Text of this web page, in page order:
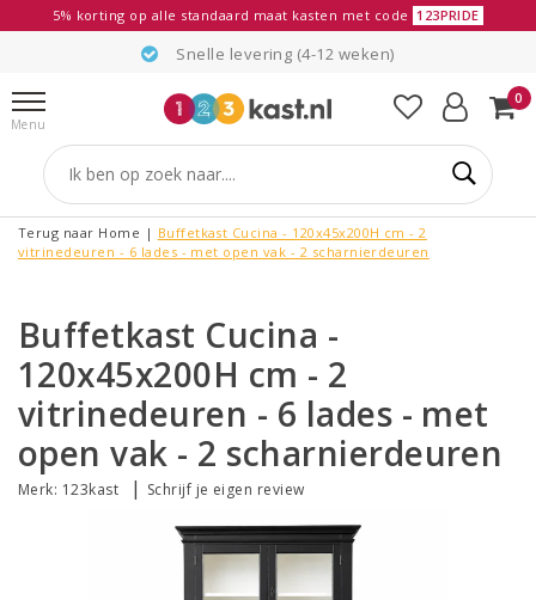
5% korting op alle standaard maat kasten met code 123PRIDE
Snelle levering (4-12 weken)
Menu
0
Terug naar Home | Buffetkast Cucina - 120x45x200H cm - 2
vitrinedeuren - 6 lades - met open vak - 2 scharnierdeuren
Buffetkast Cucina -
120x45x200H cm - 2
vitrinedeuren - 6 lades - met
open vak - 2 scharnierdeuren
Merk: 123kast | Schrijf je eigen review